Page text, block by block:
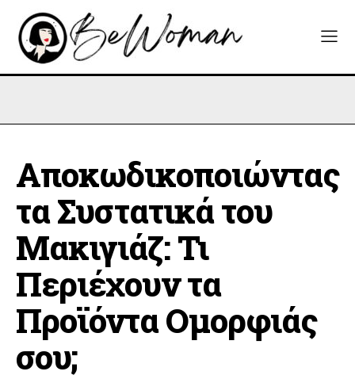
Αποκωδικοποιώντας
τα Συστατικά του
Μακιγιάζ: Τι
Περιέχουν τα
Προϊόντα Ομορφιάς
σου;